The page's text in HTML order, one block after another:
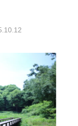
入園案内・説明会